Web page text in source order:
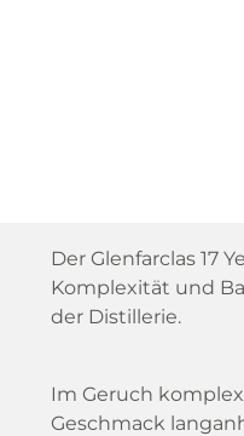
Der Glenfarclas 17
Komplexität und
der Distillerie.
Im Geruch
Geschmack